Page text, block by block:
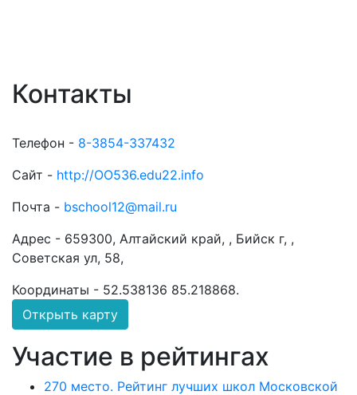
Контакты
Телефон - 8-3854-337432
Сайт - http://ОО536.edu22.info
Почта - bschool12@mail.ru
Адрес - 659300, Алтайский край, , Бийск г, ,
Советская ул, 58,
Координаты - 52.538136 85.218868.
Открыть карту
Участие в рейтингах
270 место. Рейтинг лучших школ Московской